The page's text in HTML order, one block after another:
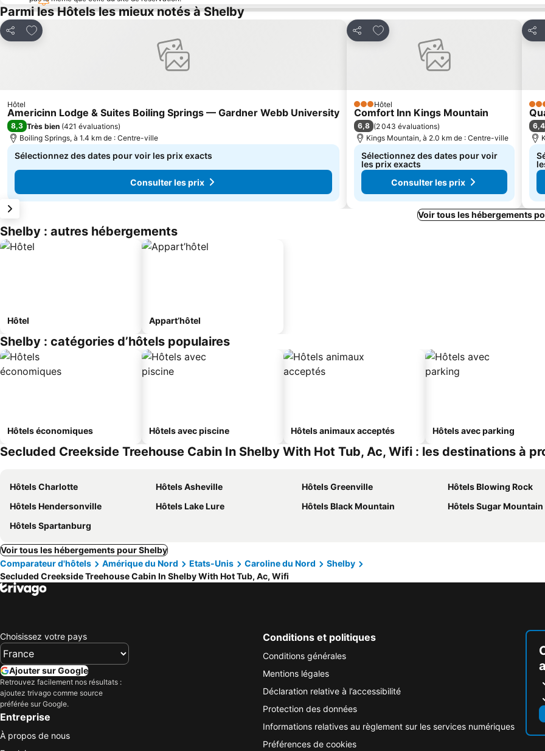
Parmi les Hôtels les mieux notés à Shelby
Partager
Ajouter à mes favoris
Hôtel
Americinn Lodge & Suites Boiling Springs — Gardner Webb University
8,3 Très bien (421 évaluations)
Boiling Springs, à 1.4 km de : Centre-ville
Sélectionnez des dates pour voir les prix exacts
Consulter les prix
Partager
Ajouter à mes favoris
3 Étoiles
Hôtel
Comfort Inn Kings Mountain
6,8 (2 043 évaluations)
Kings Mountain, à 2.0 km de : Centre-ville
Sélectionnez des dates pour voir
les prix exacts
Consulter les prix
3
6,4
Voir tous les hébergements
Shelby : autres hébergements
Hôtel Appart’hôtel
Shelby : catégories d’hôtels populaires
Hôtels économiques Hôtels avec piscine Hôtels animaux acceptés Hôtels avec parking
Secluded Creekside Treehouse Cabin In Shelby With Hot Tub, Ac, Wifi : les destinations à
Hôtels Charlotte Hôtels Asheville Hôtels Greenville
Hôtels Blowing Rock
Hôtels Hendersonville
Hôtels Lake Lure Hôtels Black Mountain
Hôtels Sugar Mountain
Hôtels Spartanburg
Voir tous les hébergements pour Shelby
Comparateur d'hôtels
Amérique du Nord Etats-Unis Caroline du Nord
Shelby
Secluded Creekside Treehouse Cabin In Shelby With Hot Tub, Ac, Wifi
Choisissez votre pays
Ajouter sur Google
Retrouvez facilement nos résultats :
ajoutez trivago comme source
préférée sur Google.
Entreprise
À propos de nous
Conditions et politiques
Conditions générales
Mentions légales
Déclaration relative à l’accessibilité
Protection des données
Informations relatives au règlement sur les services numériques
Préférences de cookies